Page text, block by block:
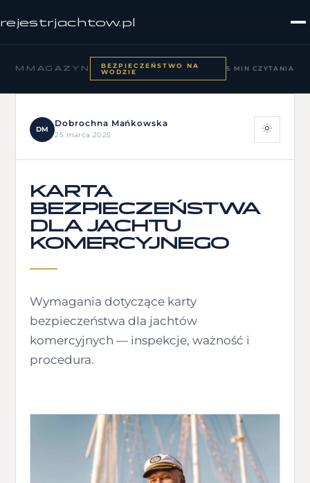
rejestrjachtow.pl
MMAGAZYN
BEZPIECZEŃSTWO NA
WODZIE
5 MIN CZYTANIA
DM
Dobrochna Mańkowska
25 marca 2025
KARTA
BEZPIECZEŃSTWA
DLA JACHTU
KOMERCYJNEGO
Wymagania dotyczące karty
bezpieczeństwa dla jachtów
komercyjnych — inspekcje, ważność i
procedura.